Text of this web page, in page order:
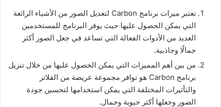
تعتبر ميزات برنامج Carbon لتعديل الصور من الأشياء الرائعة
التي يمكن الحصول عليها حيث يوفر البرنامج للمستخدمين
العديد من الأدوات الفعالة التي تساعد في جعل الصور أكثر
جمالًا وجاذبية.
من بين أهم المميزات التي يمكن الحصول عليها من خلال تنزيل
برنامج Carbon هو توافر مجموعة عريضة من الفلاتر
والتأثيرات المختلفة التي يمكن استخدامها لتحسين جودة
الصور وجعلها أكثر حيوية وجمال.